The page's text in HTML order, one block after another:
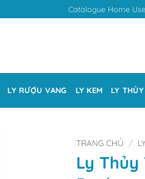
Catalogue Home Use
LY RƯỢU VANG LY KEM LY
TRANG CHỦ /
Ly Thủy